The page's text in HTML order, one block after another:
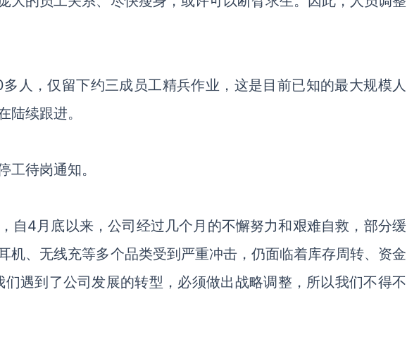
人，仅留下约三成员工精兵作业，这是目前已知的最大规模人
陆续跟进。
工待岗通知。
自4月底以来，公司经过几个月的不懈努力和艰难自救，部分缓
机、无线充等多个品类受到严重冲击，仍面临着库存周转、资金
遇到了公司发展的转型，必须做出战略调整，所以我们不得不